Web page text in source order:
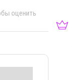
оценить